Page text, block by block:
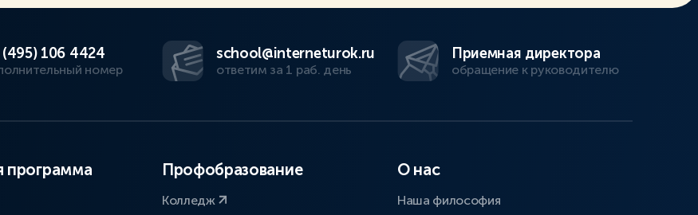
106 4424
номер
school@interneturok.ru
ответим за 1 раб. день
Приемная директора
обращение к руководителю
программа Профобразование
Колледж
О нас
Наша философия